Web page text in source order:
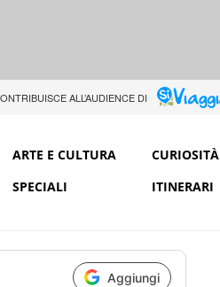
ALL’AUDIENCE DI
ARTE E CULTURA CURIOSITÀ
SPECIALI ITINERARI
Aggiungi